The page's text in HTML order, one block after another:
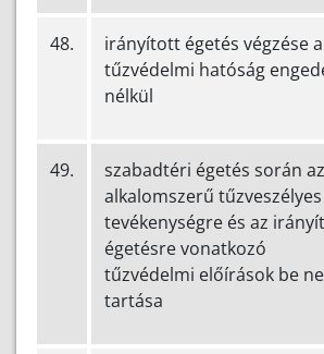
48.
irányított égetés végzése a
tűzvédelmi hatóság
nélkül
49.
szabadtéri égetés során az
alkalomszerű tűzveszélyes
tevékenységre és az
égetésre vonatkozó
tűzvédelmi előírások be
tartása